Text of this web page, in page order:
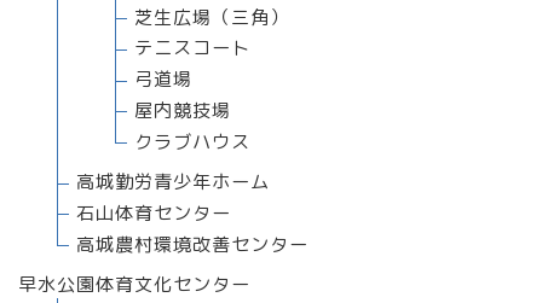
芝生広場（三角）
テニスコート
弓道場
屋内競技場
クラブハウス
高城勤労青少年ホーム
石山体育センター
高城農村環境改善センター
早水公園体育文化センター